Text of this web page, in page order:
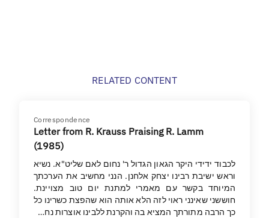
RELATED CONTENT
Correspondence
Letter from R. Krauss Praising R. Lamm
(1985)
לכבוד ידידי היקר הגאון הגדול ר' נחום לאם שליט"א. נשיא
וראש ישיבת רבינו יצחק אלחנן. הנני מחשיב את הערכתך
המיוחד בקשר עם מאמרי למתנת יום טוב מצויינת.
חוששני שאינני ראוי לזה הלא אותה הוא שהפצת כשרינו כל
כך הרבה מתורתך המציא בה והקרנת ללבינו אוצרות נח…